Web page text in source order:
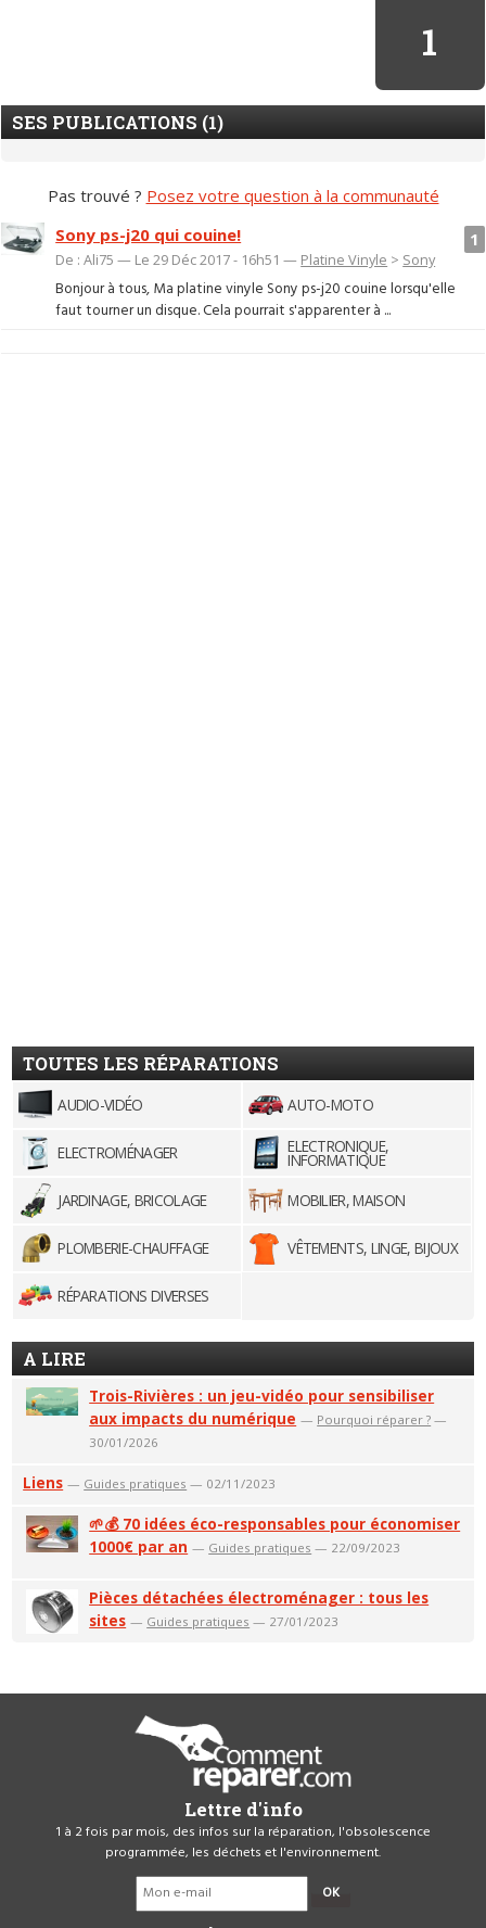
1
SES PUBLICATIONS (1)
Pas trouvé ? Posez votre question à la communauté
1
Sony ps-j20 qui couine!
De : Ali75 — Le 29 Déc 2017 - 16h51 — Platine Vinyle > Sony
Bonjour à tous, Ma platine vinyle Sony ps-j20 couine lorsqu'elle
faut tourner un disque. Cela pourrait s'apparenter à ...
TOUTES LES RÉPARATIONS
AUDIO-VIDÉO AUTO-MOTO
ELECTROMÉNAGER ELECTRONIQUE,
INFORMATIQUE
JARDINAGE, BRICOLAGE
MOBILIER, MAISON
PLOMBERIE-CHAUFFAGE VÊTEMENTS, LINGE, BIJOUX
RÉPARATIONS DIVERSES
A LIRE
Trois-Rivières : un jeu-vidéo pour sensibiliser
aux impacts du numérique — Pourquoi réparer ? —
30/01/2026
Liens — Guides pratiques — 02/11/2023
🌱💰 70 idées éco-responsables pour économiser
1000€ par an — Guides pratiques — 22/09/2023
Pièces détachées électroménager : tous les
sites — Guides pratiques — 27/01/2023
Lettre d'info
1 à 2 fois par mois, des infos sur la réparation, l'obsolescence
programmée, les déchets et l'environnement.
OK